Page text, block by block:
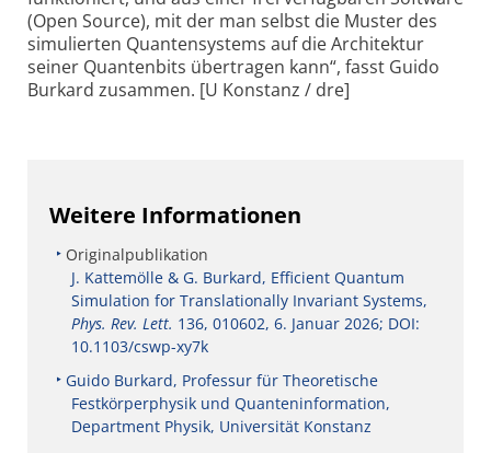
(Open Source), mit der man selbst die Muster des
simulierten Quantensystems auf die Architektur
seiner Quantenbits übertragen kann“, fasst Guido
Burkard zusammen. [U Konstanz / dre]
Weitere Informationen
Originalpublikation
J. Kattemölle & G. Burkard, Efficient Quantum
Simulation for Translationally Invariant Systems,
Phys. Rev. Lett. 136, 010602, 6. Januar 2026; DOI:
10.1103/cswp-xy7k
Guido Burkard, Professur für Theoretische
Festkörperphysik und Quanteninformation,
Department Physik, Universität Konstanz